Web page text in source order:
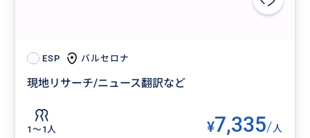
ESP バルセロナ
現地リサーチ/ニュース翻訳など
1〜1人 ¥7,335/人